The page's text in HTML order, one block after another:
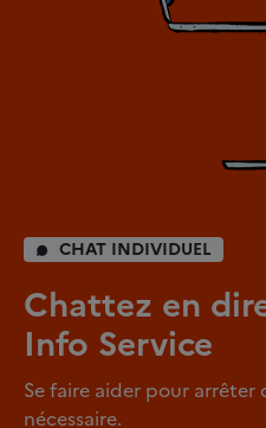
CHAT INDIVIDUEL
Chattez en
Info Service
Se faire aider pour
nécessaire.